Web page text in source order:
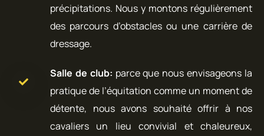
précipitations. Nous y montons régulièrement
des parcours d’obstacles ou une carrière de
dressage.
Salle de club: parce que nous envisageons la
pratique de l’équitation comme un moment de
détente, nous avons souhaité offrir à nos
cavaliers un lieu convivial et chaleureux,